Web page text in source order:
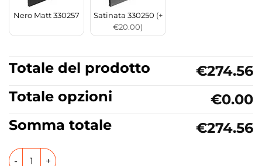
Nero Matt 330257 Satinata 330250 (+
€20.00)
Totale del prodotto
€274.56
Totale opzioni
€0.00
Somma totale
€274.56
Mobile per lavabo sospeso 2 Ante Colavene